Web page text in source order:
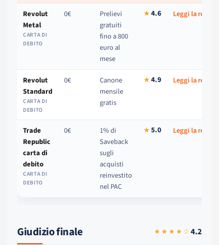
Revolut
Metal
CARTA DI
DEBITO
0€
Prelievi
gratuiti
fino a 800
euro al
mese
★4.6 Leggi la
Revolut
Standard
CARTA DI
DEBITO
0€
Canone
mensile
gratis
★4.9 Leggi la
Trade
Republic
carta di
debito
CARTA DI
DEBITO
0€
1% di
Saveback
sugli
acquisti
reinvestito
nel PAC
★5.0 Leggi la
Giudizio finale ★★★★☆4.2